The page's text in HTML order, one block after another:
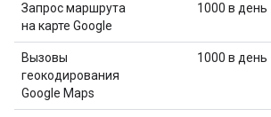
Запрос маршрута
на карте Google
1000 в день
Вызовы
геокодирования
Google Maps
1000 в день